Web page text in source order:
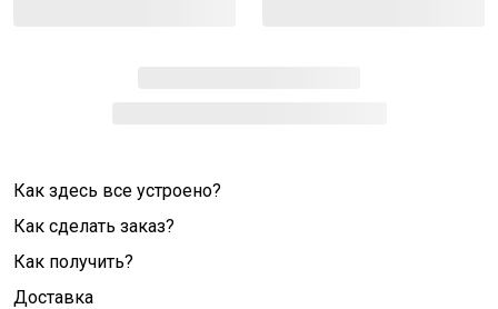
Как здесь все устроено?
Как сделать заказ?
Как получить?
Доставка